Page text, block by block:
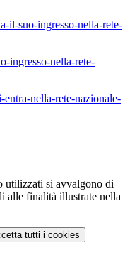
il-suo-ingresso-nella-rete-
ingresso-nella-rete-
nella-rete-nazionale-
utilizzati si avvalgono di
alle finalità illustrate nella
tutti i cookies